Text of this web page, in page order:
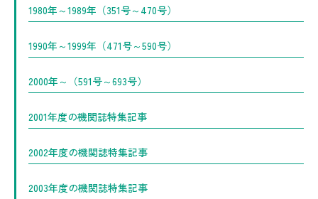
1980年～1989年（351号～470号）
1990年～1999年（471号～590号）
2000年～（591号～693号）
2001年度の機関誌特集記事
2002年度の機関誌特集記事
2003年度の機関誌特集記事